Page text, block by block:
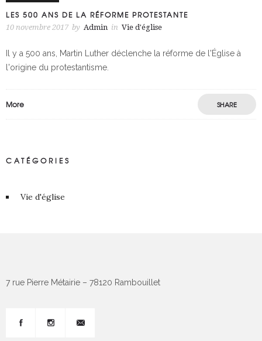
LES 500 ANS DE LA RÉFORME PROTESTANTE
10 novembre 2017 by Admin in Vie d'église
Il y a 500 ans, Martin Luther déclenche la réforme de l'Église à
l'origine du protestantisme.
More SHARE
CATÉGORIES
Vie d'église
7 rue Pierre Métairie – 78120 Rambouillet